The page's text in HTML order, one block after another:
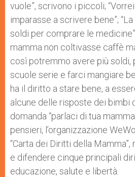
vuole”, scrivono i piccoli;
imparasse a scrivere bene”;
soldi per comprare le
mamma non coltivasse caffè
così potremmo avere più soldi,
scuole serie e farci mangiare
ha il diritto a stare bene, a
alcune delle risposte dei bimbi
domanda “parlaci di tua
pensieri, l’organizzazione
“Carta dei Diritti della
e difendere cinque principali
educazione, salute e libertà.